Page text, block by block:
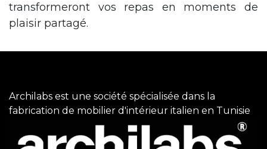
transformeront vos repas en moments de
plaisir partagé.
Archilabs est une société spécialisée dans la
fabrication de mobilier d'intérieur italien en Tunisie